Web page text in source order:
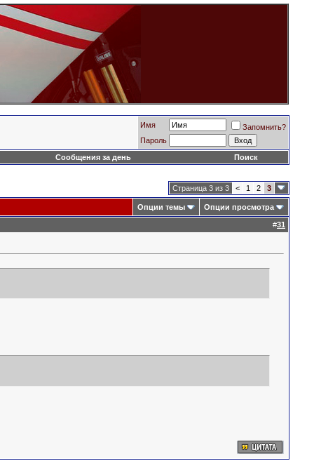
Имя
Запомнить?
Пароль
Сообщения за день
Поиск
Страница 3 из 3 < 1 2 3
Опции темы Опции просмотра
#31